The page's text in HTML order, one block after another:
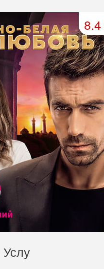
51 серия
55 серия
59 серия
63 серия
67 серия
71 серия
75 серия
79 серия
83 серия
87 серия
8.4